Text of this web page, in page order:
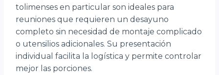
tolimenses en particular son ideales para
reuniones que requieren un desayuno
completo sin necesidad de montaje complicado
o utensilios adicionales. Su presentación
individual facilita la logística y permite controlar
mejor las porciones.